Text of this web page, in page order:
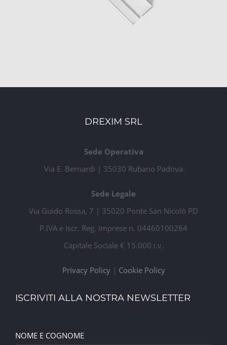
DREXIM SRL
Sede Operativa
Via E. Bernardi | 35030 Rubano Padova
Sede Legale
Via Guido Rossa, 7 | 35020 Ponte San Nicolò PD
P.IVA e Iscr. Reg. Imprese n. 04460100284
Capitale Sociale € 15.000 i.v.
Privacy Policy| Cookie Policy
ISCRIVITI ALLA NOSTRA NEWSLETTER
NOME E COGNOME